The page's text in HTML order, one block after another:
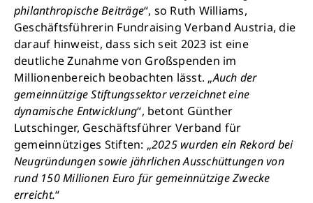
philanthropische Beiträge“, so Ruth Williams,
Geschäftsführerin Fundraising Verband Austria, die
darauf hinweist, dass sich seit 2023 ist eine
deutliche Zunahme von Großspenden im
Millionenbereich beobachten lässt. „Auch der
gemeinnützige Stiftungssektor verzeichnet eine
dynamische Entwicklung“, betont Günther
Lutschinger, Geschäftsführer Verband für
gemeinnütziges Stiften: „2025 wurden ein Rekord bei
Neugründungen sowie jährlichen Ausschüttungen von
rund 150 Millionen Euro für gemeinnützige Zwecke
erreicht.“
Retten Sie noch heute Leben
Schon 50 Cent am Tag können Großes
bewirken: z.B. monatlich 25.000 Liter
sauberes Trinkwasser zur Verfügung stellen.